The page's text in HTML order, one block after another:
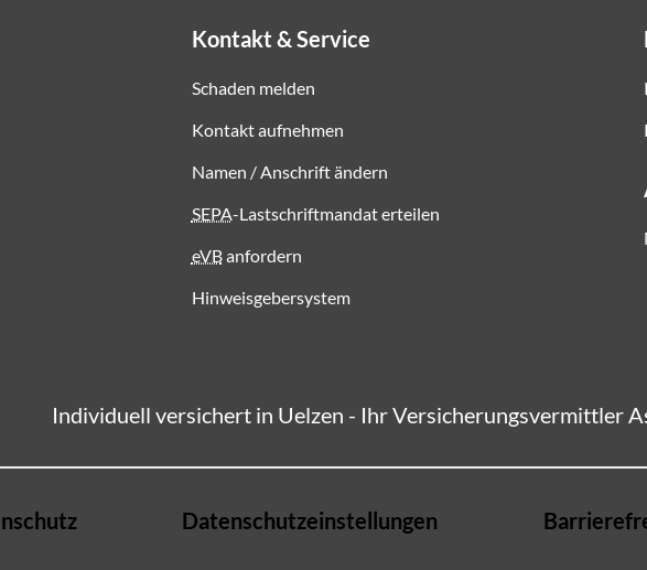
Kontakt & Service
Schaden melden
Kontakt aufnehmen
Namen / Anschrift ändern
SEPA-Lastschriftmandat erteilen
eVBanfordern
Hinweisgebersystem
Individuell versichert in Uelzen - Ihr Versicherungsvermittler
Datenschutzeinstellungen